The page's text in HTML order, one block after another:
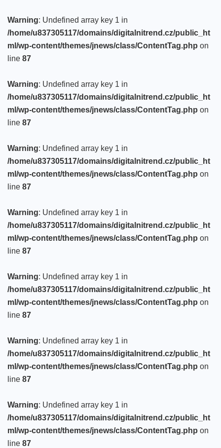
Warning: Undefined array key 1 in
/home/u837305117/domains/digitalnitrend.cz/public_ht
ml/wp-content/themes/jnews/class/ContentTag.php on
line 87
Warning: Undefined array key 1 in
/home/u837305117/domains/digitalnitrend.cz/public_ht
ml/wp-content/themes/jnews/class/ContentTag.php on
line 87
Warning: Undefined array key 1 in
/home/u837305117/domains/digitalnitrend.cz/public_ht
ml/wp-content/themes/jnews/class/ContentTag.php on
line 87
Warning: Undefined array key 1 in
/home/u837305117/domains/digitalnitrend.cz/public_ht
ml/wp-content/themes/jnews/class/ContentTag.php on
line 87
Warning: Undefined array key 1 in
/home/u837305117/domains/digitalnitrend.cz/public_ht
ml/wp-content/themes/jnews/class/ContentTag.php on
line 87
Warning: Undefined array key 1 in
/home/u837305117/domains/digitalnitrend.cz/public_ht
ml/wp-content/themes/jnews/class/ContentTag.php on
line 87
Warning: Undefined array key 1 in
/home/u837305117/domains/digitalnitrend.cz/public_ht
ml/wp-content/themes/jnews/class/ContentTag.php on
line 87